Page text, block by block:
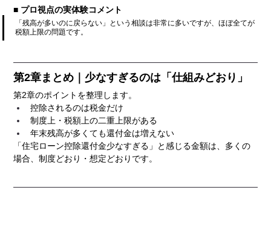
■ プロ視点の実体験コメント
「残高が多いのに戻らない」という相談は非常に多いですが、ほぼ全てが
税額上限の問題です。
第2章まとめ｜少なすぎるのは「仕組みどおり」
第2章のポイントを整理します。
控除されるのは税金だけ
制度上・税額上の二重上限がある
年末残高が多くても還付金は増えない
「住宅ローン控除還付金少なすぎる」と感じる金額は、多くの
場合、制度どおり・想定どおりです。